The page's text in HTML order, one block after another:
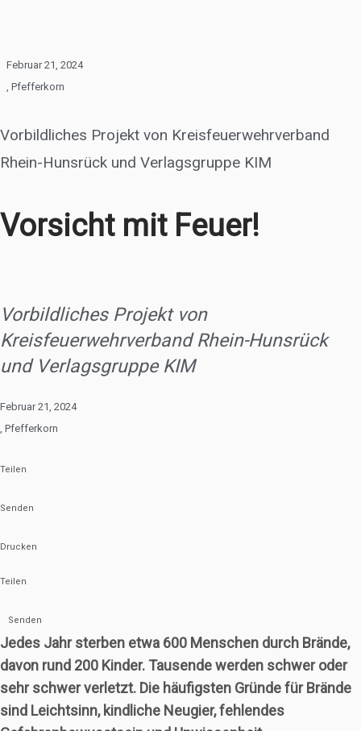
Februar 21, 2024
Pfefferkorn
Vorbildliches Projekt von Kreisfeuerwehrverband
Rhein-Hunsrück und Verlagsgruppe KIM
Vorsicht mit Feuer!
Vorbildliches Projekt von
Kreisfeuerwehrverband Rhein-Hunsrück
und Verlagsgruppe KIM
Februar 21, 2024
Pfefferkorn
Teilen
Senden
Drucken
Teilen
Senden
Jedes Jahr sterben etwa 600 Menschen durch Brände,
davon rund 200 Kinder. Tausende werden schwer oder
sehr schwer verletzt. Die häufigsten Gründe für Brände
sind Leichtsinn, kindliche Neugier, fehlendes